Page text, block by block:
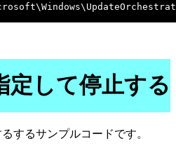
定して停止する
するサンプルコードです。